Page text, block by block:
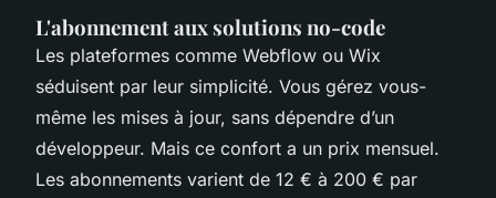
L'abonnement aux solutions no-code
Les plateformes comme Webflow ou Wix
séduisent par leur simplicité. Vous gérez vous-
même les mises à jour, sans dépendre d’un
développeur. Mais ce confort a un prix mensuel.
Les abonnements varient de 12 € à 200 € par